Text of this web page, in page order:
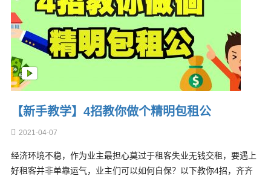
【新手教学】4招教你做个精明包租公
2021-04-07
经济环境不稳，作为业主最担心莫过于租客失业无钱交租，要遇上
好租客并非单靠运气，业主们可以如何自保？以下教你4招，齐齐